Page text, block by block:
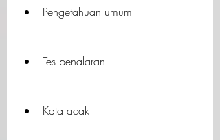
Pengetahuan umum
Tes penalaran
Kata acak